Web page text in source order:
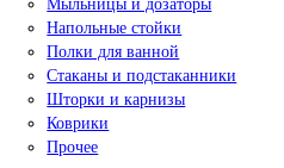
Мыльницы и дозаторы
Напольные стойки
Полки для ванной
Стаканы и подстаканники
Шторки и карнизы
Коврики
Прочее